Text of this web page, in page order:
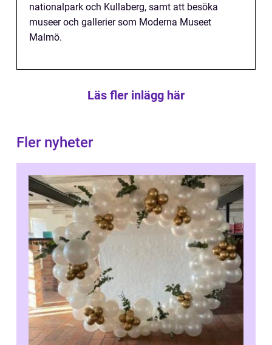
nationalpark och Kullaberg, samt att besöka
museer och gallerier som Moderna Museet
Malmö.
Läs fler inlägg här
Fler nyheter